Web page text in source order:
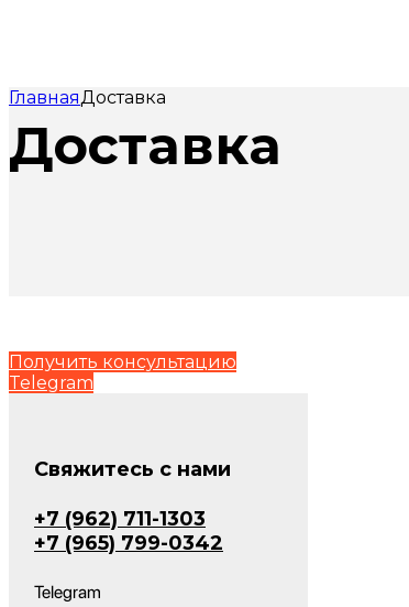
ГлавнаяДоставка
Доставка
Получить консультацию
Telegram
Cвяжитесь с нами
+7 (962) 711-1303
+7 (965) 799-0342
Telegram